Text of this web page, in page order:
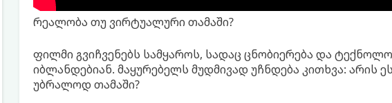
რეალობა თუ ვირტუალური თამაში?
ფილმი გვიჩვენებს სამყაროს, სადაც ცნობიერება და
იბლანდებიან. მაყურებელს მუდმივად უჩნდება კითხვა: არის
უბრალოდ თამაში?